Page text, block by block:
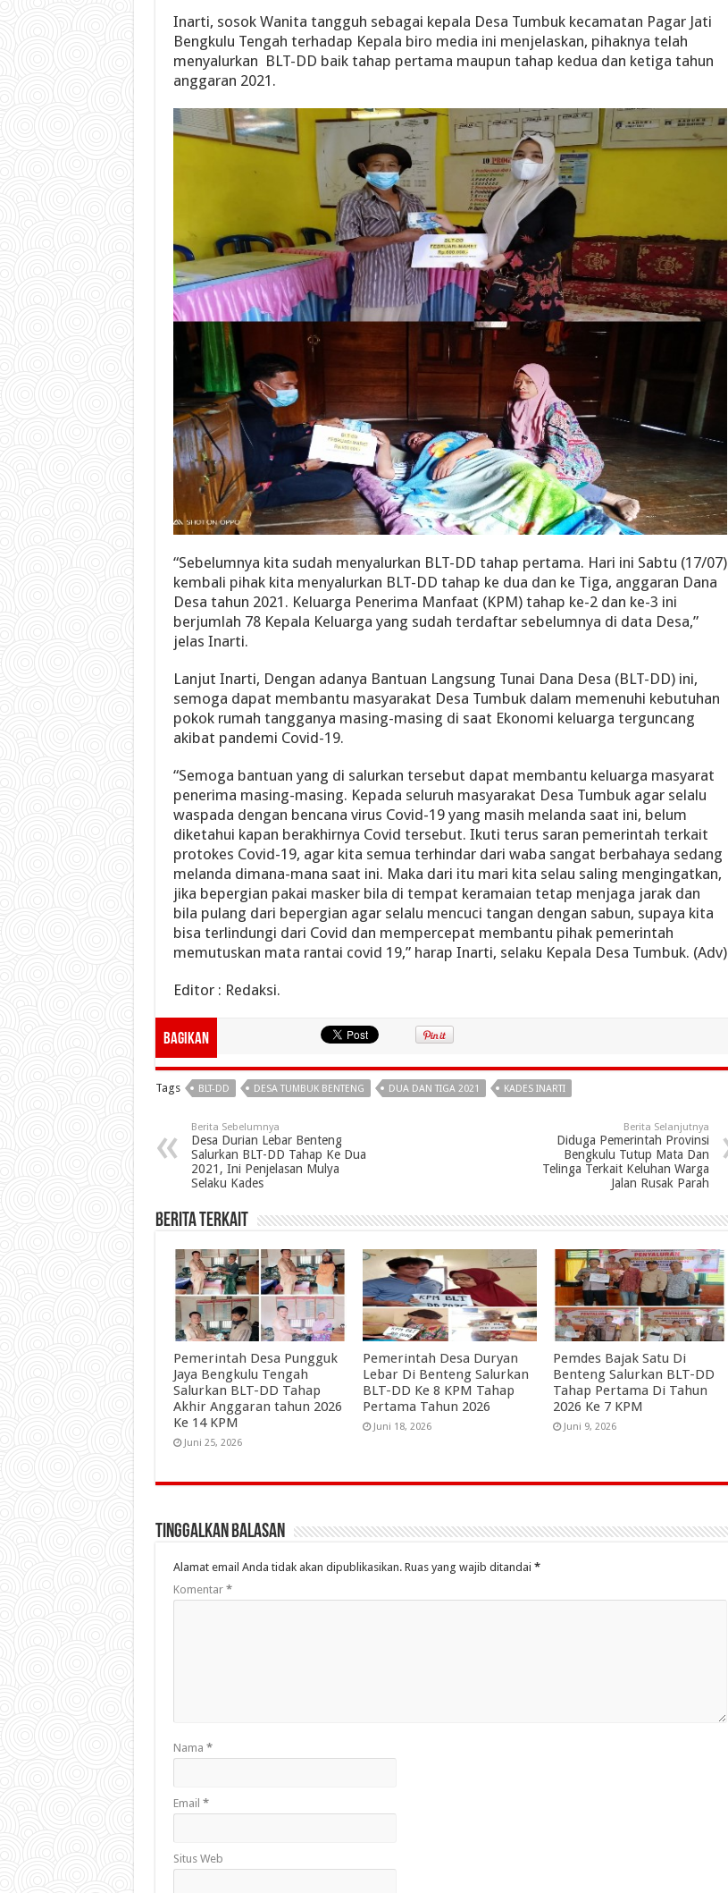
Inarti, sosok Wanita tangguh sebagai kepala Desa Tumbuk kecamatan Pagar Jati
Bengkulu Tengah terhadap Kepala biro media ini menjelaskan, pihaknya telah
menyalurkan BLT-DD baik tahap pertama maupun tahap kedua dan ketiga tahun
anggaran 2021.
“Sebelumnya kita sudah menyalurkan BLT-DD tahap pertama. Hari ini Sabtu (17/07)
kembali pihak kita menyalurkan BLT-DD tahap ke dua dan ke Tiga, anggaran Dana
Desa tahun 2021. Keluarga Penerima Manfaat (KPM) tahap ke-2 dan ke-3 ini
berjumlah 78 Kepala Keluarga yang sudah terdaftar sebelumnya di data Desa,”
jelas Inarti.
Lanjut Inarti, Dengan adanya Bantuan Langsung Tunai Dana Desa (BLT-DD) ini,
semoga dapat membantu masyarakat Desa Tumbuk dalam memenuhi kebutuhan
pokok rumah tangganya masing-masing di saat Ekonomi keluarga terguncang
akibat pandemi Covid-19.
“Semoga bantuan yang di salurkan tersebut dapat membantu keluarga masyarat
penerima masing-masing. Kepada seluruh masyarakat Desa Tumbuk agar selalu
waspada dengan bencana virus Covid-19 yang masih melanda saat ini, belum
diketahui kapan berakhirnya Covid tersebut. Ikuti terus saran pemerintah terkait
protokes Covid-19, agar kita semua terhindar dari waba sangat berbahaya sedang
melanda dimana-mana saat ini. Maka dari itu mari kita selau saling mengingatkan,
jika bepergian pakai masker bila di tempat keramaian tetap menjaga jarak dan
bila pulang dari bepergian agar selalu mencuci tangan dengan sabun, supaya kita
bisa terlindungi dari Covid dan mempercepat membantu pihak pemerintah
memutuskan mata rantai covid 19,” harap Inarti, selaku Kepala Desa Tumbuk. (Adv)
Editor : Redaksi.
Bagikan
Tags BLT-DD DESA TUMBUK BENTENG DUA DAN TIGA 2021 KADES INARTI
Berita Sebelumnya
Desa Durian Lebar Benteng
Salurkan BLT-DD Tahap Ke Dua
2021, Ini Penjelasan Mulya
Selaku Kades
Berita Selanjutnya
Diduga Pemerintah Provinsi
Bengkulu Tutup Mata Dan
Telinga Terkait Keluhan Warga
Jalan Rusak Parah
Berita Terkait
Pemerintah Desa Pungguk
Jaya Bengkulu Tengah
Salurkan BLT-DD Tahap
Akhir Anggaran tahun 2026
Ke 14 KPM
Juni 25, 2026
Pemerintah Desa Duryan
Lebar Di Benteng Salurkan
BLT-DD Ke 8 KPM Tahap
Pertama Tahun 2026
Juni 18, 2026
Pemdes Bajak Satu Di
Benteng Salurkan BLT-DD
Tahap Pertama Di Tahun
2026 Ke 7 KPM
Juni 9, 2026
Tinggalkan Balasan
Alamat email Anda tidak akan dipublikasikan. Ruas yang wajib ditandai *
Komentar *
Nama *
Email *
Situs Web